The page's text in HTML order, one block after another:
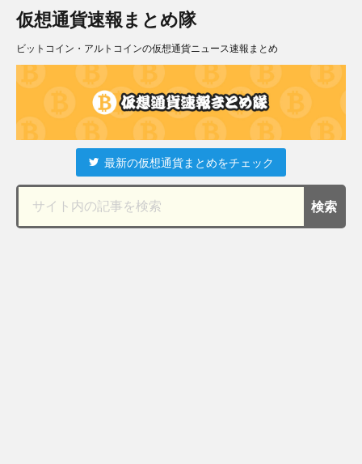
仮想通貨速報まとめ隊
ビットコイン・アルトコインの仮想通貨ニュース速報まとめ
最新の仮想通貨まとめをチェック